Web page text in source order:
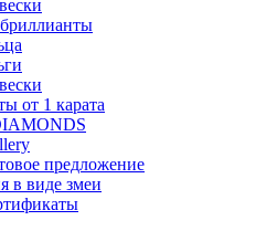
от 1 карата
предложение
в виде змеи